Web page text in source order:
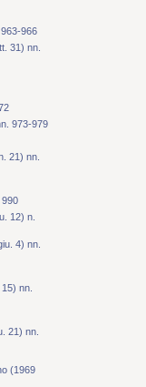
966
31) nn.
973-979
21) nn.
990
12) n.
4) nn.
nn.
21) nn.
(1969